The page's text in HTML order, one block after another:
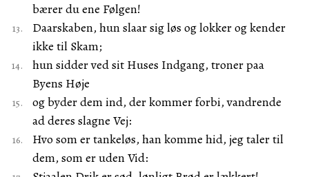
bærer du ene Følgen!
Daarskaben, hun slaar sig løs og lokker og kender
ikke til Skam;
hun sidder ved sit Huses Indgang, troner paa
Byens Høje
og byder dem ind, der kommer forbi, vandrende
ad deres slagne Vej:
Hvo som er tankeløs, han komme hid, jeg taler til
dem, som er uden Vid: